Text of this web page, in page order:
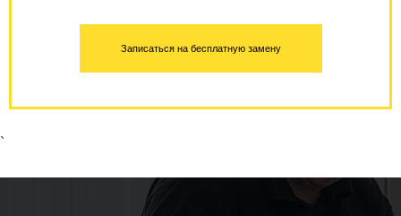
Записаться на бесплатную замену
`